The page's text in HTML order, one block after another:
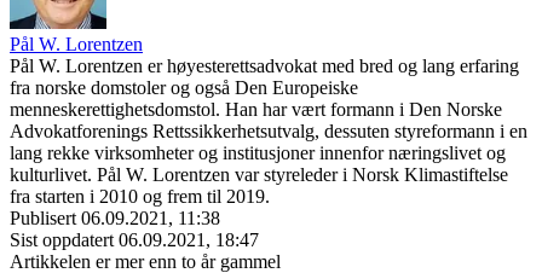
Pål W. Lorentzen
Pål W. Lorentzen er høyesterettsadvokat med bred og lang erfaring
fra norske domstoler og også Den Europeiske
menneskerettighetsdomstol. Han har vært formann i Den Norske
Advokatforenings Rettssikkerhetsutvalg, dessuten styreformann i en
lang rekke virksomheter og institusjoner innenfor næringslivet og
kulturlivet. Pål W. Lorentzen var styreleder i Norsk Klimastiftelse
fra starten i 2010 og frem til 2019.
Publisert 06.09.2021, 11:38
Sist oppdatert 06.09.2021, 18:47
Artikkelen er mer enn to år gammel